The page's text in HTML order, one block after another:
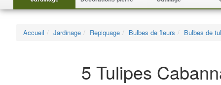
Accueil Jardinage Repiquage Bulbes de fleurs Bulbes de
5 Tulipes